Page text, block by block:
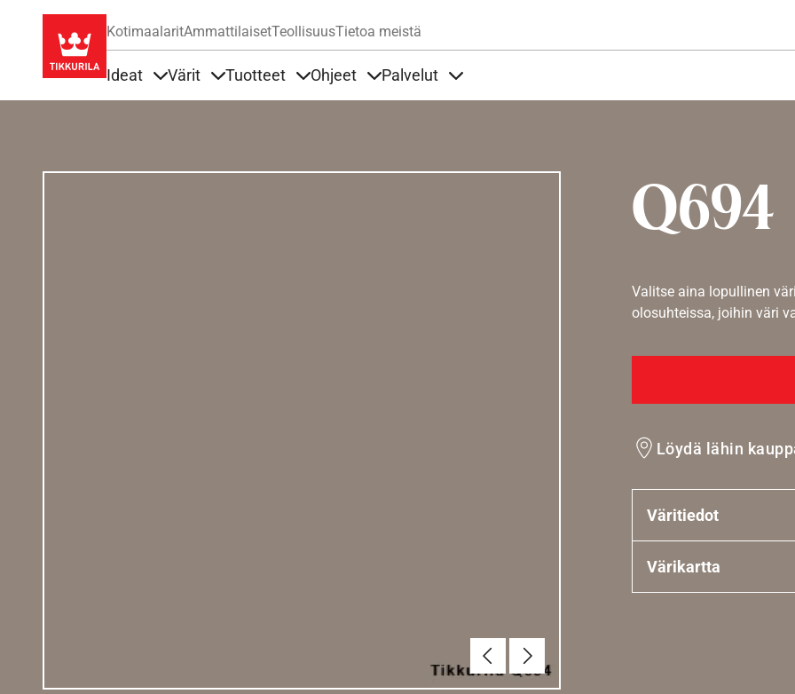
KotimaalaritAmmattilaisetTeollisuusTietoa meistä
Ideat Värit Tuotteet Ohjeet Palvelut
Q694
EdellinenSeuraava
Valitse aina lopullinen
olosuhteissa, joihin väri
Löydä lähin
Väritiedot
Värikartta